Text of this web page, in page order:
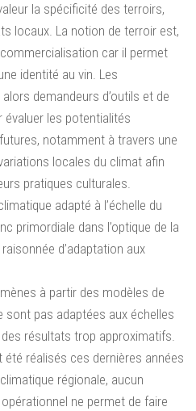
la spécificité des terroirs,
locaux. La notion de terroir est,
car il permet
identité au vin. Les
demandeurs d’outils et de
les potentialités
notamment à travers une
locales du climat afin
pratiques culturales.
adapté à l’échelle du
primordiale dans l’optique de la
d’adaptation aux
à partir des modèles de
sont pas adaptées aux échelles
résultats trop approximatifs.
réalisés ces dernières années
régionale, aucun
ne permet de faire